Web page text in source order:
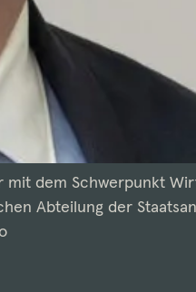
mit dem Schwerpunkt
Abteilung der